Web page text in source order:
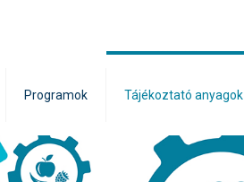
Programok Tájékoztató anyagok